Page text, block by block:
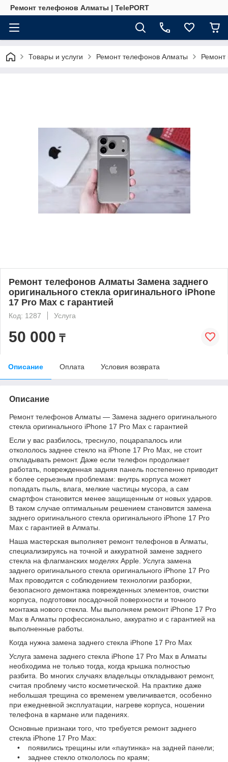
Ремонт телефонов Алматы | TelePORT
Товары и услуги Ремонт телефонов Алматы Ремонт
Ремонт телефонов Алматы Замена заднего
оригинального стекла оригинального iPhone
17 Pro Max с гарантией
Код: 1287 Услуга
50 000 ₸
Описание Оплата Условия возврата
Описание
Ремонт телефонов Алматы — Замена заднего оригинального
стекла оригинального iPhone 17 Pro Max с гарантией
Если у вас разбилось, треснуло, поцарапалось или
откололось заднее стекло на iPhone 17 Pro Max, не стоит
откладывать ремонт. Даже если телефон продолжает
работать, поврежденная задняя панель постепенно приводит
к более серьезным проблемам: внутрь корпуса может
попадать пыль, влага, мелкие частицы мусора, а сам
смартфон становится менее защищенным от новых ударов.
В таком случае оптимальным решением становится замена
заднего оригинального стекла оригинального iPhone 17 Pro
Max с гарантией в Алматы.
Наша мастерская выполняет ремонт телефонов в Алматы,
специализируясь на точной и аккуратной замене заднего
стекла на флагманских моделях Apple. Услуга замена
заднего оригинального стекла оригинального iPhone 17 Pro
Max проводится с соблюдением технологии разборки,
безопасного демонтажа поврежденных элементов, очистки
корпуса, подготовки посадочной поверхности и точного
монтажа нового стекла. Мы выполняем ремонт iPhone 17 Pro
Max в Алматы профессионально, аккуратно и с гарантией на
выполненные работы.
Когда нужна замена заднего стекла iPhone 17 Pro Max
Услуга замена заднего стекла iPhone 17 Pro Max в Алматы
необходима не только тогда, когда крышка полностью
разбита. Во многих случаях владельцы откладывают ремонт,
считая проблему чисто косметической. На практике даже
небольшая трещина со временем увеличивается, особенно
при ежедневной эксплуатации, нагреве корпуса, ношении
телефона в кармане или падениях.
Основные признаки того, что требуется ремонт заднего
стекла iPhone 17 Pro Max:
• появились трещины или «паутинка» на задней панели;
• заднее стекло откололось по краям;